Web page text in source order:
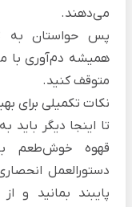
می‌دهند.
پس حواستان به
همیشه دم‌آوری با
متوقف کنید.
نکات تکمیلی برای
تا اینجا دیگر
قهوه خوش‌طعم
دستورالعمل
پایبند بمانید و